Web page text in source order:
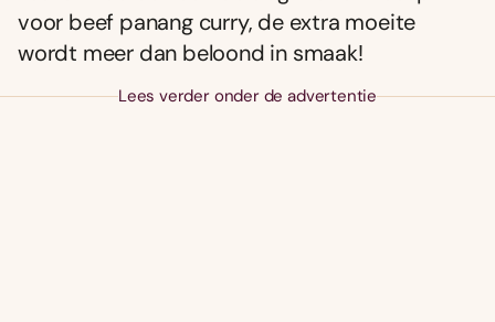
voor beef panang curry, de extra moeite
wordt meer dan beloond in smaak!
Lees verder onder de advertentie